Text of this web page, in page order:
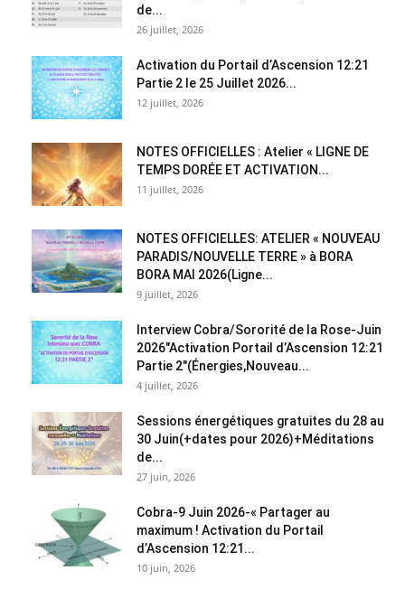
de...
26 juillet, 2026
Activation du Portail d’Ascension 12:21
Partie 2 le 25 Juillet 2026...
12 juillet, 2026
NOTES OFFICIELLES : Atelier « LIGNE DE
TEMPS DORÉE ET ACTIVATION...
11 juillet, 2026
NOTES OFFICIELLES: ATELIER « NOUVEAU
PARADIS/NOUVELLE TERRE » à BORA
BORA MAI 2026(Ligne...
9 juillet, 2026
Interview Cobra/Sororité de la Rose-Juin
2026″Activation Portail d’Ascension 12:21
Partie 2″(Énergies,Nouveau...
4 juillet, 2026
Sessions énergétiques gratuites du 28 au
30 Juin(+dates pour 2026)+Méditations
de...
27 juin, 2026
Cobra-9 Juin 2026-« Partager au
maximum ! Activation du Portail
d’Ascension 12:21...
10 juin, 2026